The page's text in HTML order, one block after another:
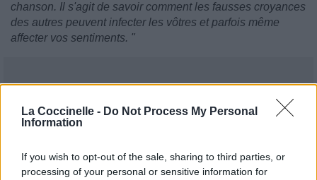
La Coccinelle - Do Not Process My Personal
Information
If you wish to opt-out of the sale, sharing to third parties, or
processing of your personal or sensitive information for
chanson. Il s'agit de savoir comment les fausses croyances
des autres peuvent infecter les vôtres et parfois même
affecter vos sentiments. "